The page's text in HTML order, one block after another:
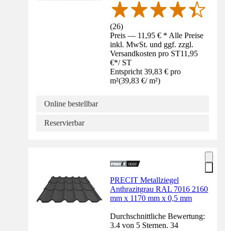
(26)
Preis — 11,95 € * Alle Preise
inkl. MwSt. und ggf. zzgl.
Versandkosten pro ST11,95
€*/ ST
Entspricht 39,83 € pro
m²(39,83 €/ m²)
Online bestellbar
Reservierbar
PRECIT Metallziegel
Anthrazitgrau RAL 7016 2160
mm x 1170 mm x 0,5 mm
Durchschnittliche Bewertung:
3.4 von 5 Sternen. 34